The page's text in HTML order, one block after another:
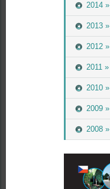
2014 »
2013 »
2012 »
2011 »
2010 »
2009 »
2008 »